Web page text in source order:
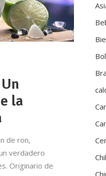
la
de ron,
verdadero
Originario de